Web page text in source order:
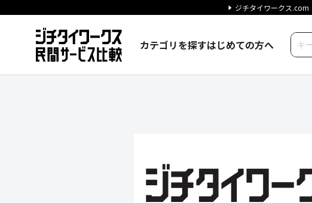
ジチタイワークス.com
カテゴリを探すはじめての方へ